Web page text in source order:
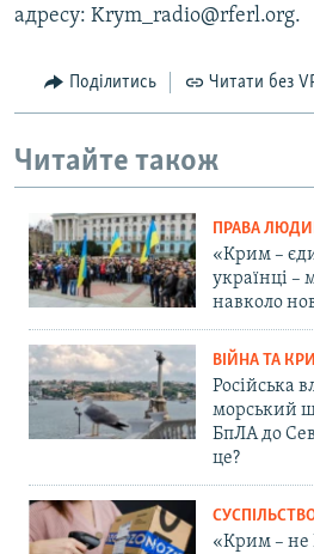
адресу: Krym_radio@rferl.org.
Поділитись Читати без
Читайте також
ПРАВА
«Крим –
українці –
навколо
ВІЙНА ТА
Російська
морський
БпЛА до
це?
«Крим – не